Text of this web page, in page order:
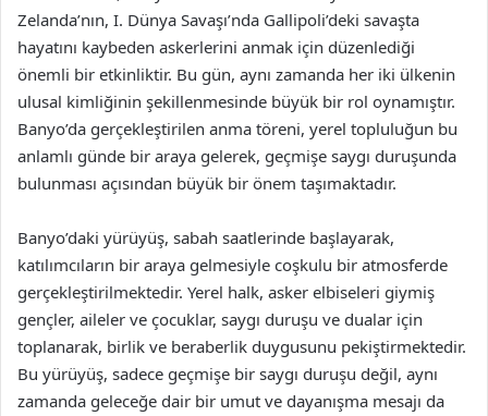
Zelanda’nın, I. Dünya Savaşı’nda Gallipoli’deki savaşta
hayatını kaybeden askerlerini anmak için düzenlediği
önemli bir etkinliktir. Bu gün, aynı zamanda her iki ülkenin
ulusal kimliğinin şekillenmesinde büyük bir rol oynamıştır.
Banyo’da gerçekleştirilen anma töreni, yerel topluluğun bu
anlamlı günde bir araya gelerek, geçmişe saygı duruşunda
bulunması açısından büyük bir önem taşımaktadır.
Banyo’daki yürüyüş, sabah saatlerinde başlayarak,
katılımcıların bir araya gelmesiyle coşkulu bir atmosferde
gerçekleştirilmektedir. Yerel halk, asker elbiseleri giymiş
gençler, aileler ve çocuklar, saygı duruşu ve dualar için
toplanarak, birlik ve beraberlik duygusunu pekiştirmektedir.
Bu yürüyüş, sadece geçmişe bir saygı duruşu değil, aynı
zamanda geleceğe dair bir umut ve dayanışma mesajı da